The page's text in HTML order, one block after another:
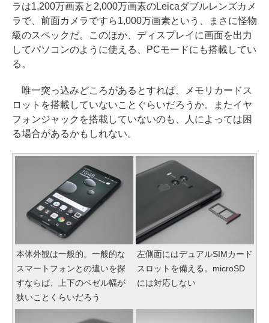
ラは1,200万画素と2,000万画素のLeicaダブルレンズカメ
ラで、前面カメラですら1,000万画素という、まさに怪物
級のスペックだ。このほか、ディスプレイに画面を出力
してパソコンのように使える、PCモードにも搭載してい
る。
唯一突っ込みどころがあるとすれば、メモリカードス
ロットを搭載していないことぐらいだろうか。またイヤ
フォンジャックを搭載していないのも、人によっては困
る場合があるかもしれない。
本体外観は一般的。一般的な
スマートフォンとの違いを探
すならば、上下のベゼル幅が
狭いことくらいだろう
左側面にはデュアルSIMカード
スロットを備える。microSD
には対応しない